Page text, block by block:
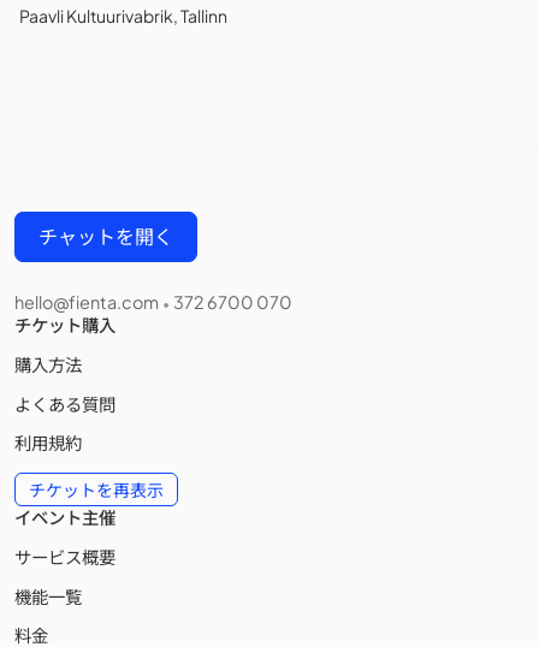
Paavli Kultuurivabrik, Tallinn
チャットを開く
hello@fienta.com • 372 6700 070
チケット購入
購入方法
よくある質問
利用規約
チケットを再表示
イベント主催
サービス概要
機能一覧
料金